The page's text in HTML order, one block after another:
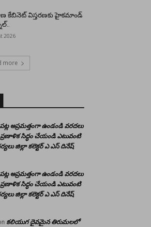
కేబినెట్ విస్తరణకు హైకమాండ్
2026
more
అప్రమత్తంగా ఉండండి వరదలు
సిద్ధం చేయండి ఎటువంటి
జిల్లా కలెక్టర్ ఎ ఎస్ దినేష్
అప్రమత్తంగా ఉండండి వరదలు
సిద్ధం చేయండి ఎటువంటి
జిల్లా కలెక్టర్ ఎ ఎస్ దినేష్
కలియుగ దైవమైన తిరుమలలో